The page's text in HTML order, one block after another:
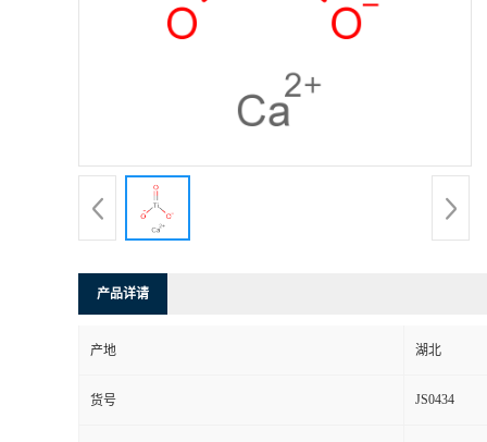
产品详请
产地 湖北
货号 JS0434